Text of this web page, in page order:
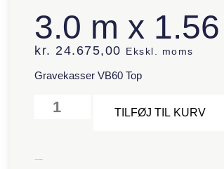
3.0 m x
kr. 24.675,00 Ekskl. moms
Gravekasser VB60 Top
TILFØJ TIL KURV